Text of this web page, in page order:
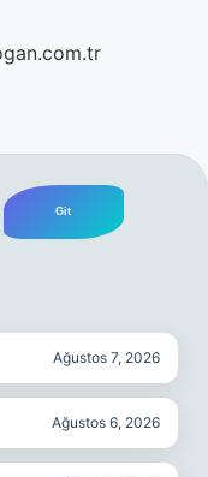
Ağustos 7, 2026
Ağustos 6, 2026